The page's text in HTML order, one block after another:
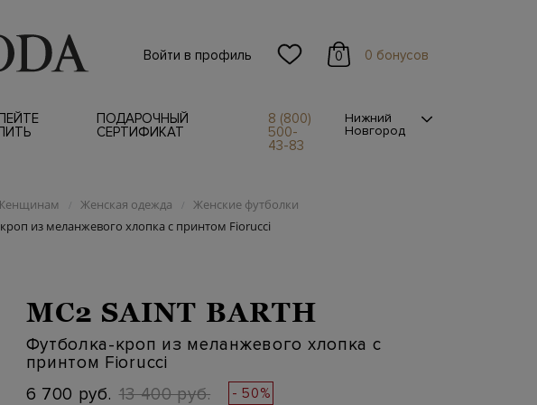
Войти в профиль 0 0 бонусов
ПОДАРОЧНЫЙ
СЕРТИФИКАТ
8 (800)
500-
43-83
Нижний
Новгород
/ Женская одежда / Женские футболки
из меланжевого хлопка с принтом Fiorucci
MC2 SAINT BARTH
Футболка-кроп из меланжевого хлопка с
принтом Fiorucci
6 700 руб. 13 400 руб. - 50%